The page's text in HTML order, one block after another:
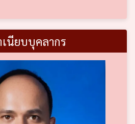
นียบบุคลากร